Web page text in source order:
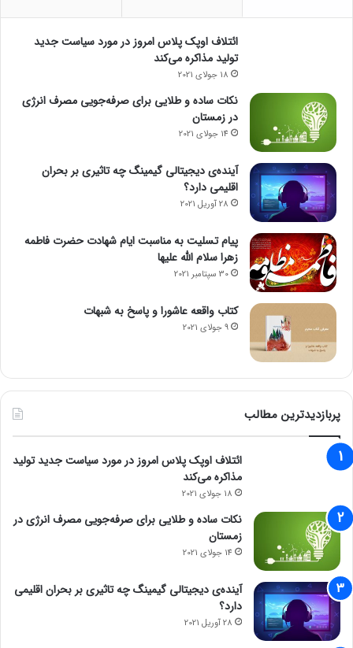
ائتلاف اوپک پلاس امروز در مورد سیاست جدید
تولید مذاکره می‌کند
18 جولای 2021
نکات ساده و طلایی برای صرفه‌جویی مصرف انرژی
در زمستان
14 جولای 2021
آینده‌ی دیجیتالی گیمینگ چه تاثیری بر بحران
اقلیمی دارد؟
28 آوریل 2021
پیام تسلیت به مناسبت ایام شهادت حضرت فاطمه
زهرا سلام الله علیها
30 سپتامبر 2021
کتاب واقعه عاشورا و پاسخ به شبهات
9 جولای 2021
پربازدیدترین مطالب
ائتلاف اوپک پلاس امروز در مورد سیاست جدید تولید
مذاکره می‌کند
18 جولای 2021
نکات ساده و طلایی برای صرفه‌جویی مصرف انرژی در
زمستان
14 جولای 2021
آینده‌ی دیجیتالی گیمینگ چه تاثیری بر بحران اقلیمی
دارد؟
28 آوریل 2021